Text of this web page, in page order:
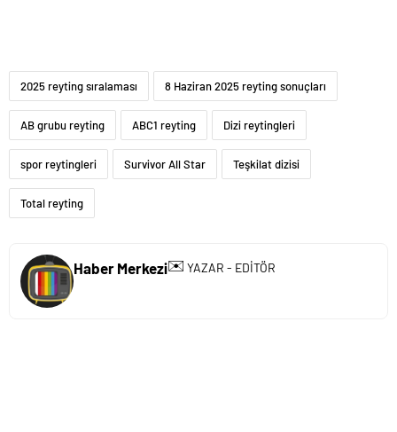
2025 reyting sıralaması 8 Haziran 2025 reyting sonuçları
AB grubu reyting ABC1 reyting Dizi reytingleri
spor reytingleri Survivor All Star Teşkilat dizisi
Total reyting
Haber Merkezi✉️ YAZAR - EDİTÖR